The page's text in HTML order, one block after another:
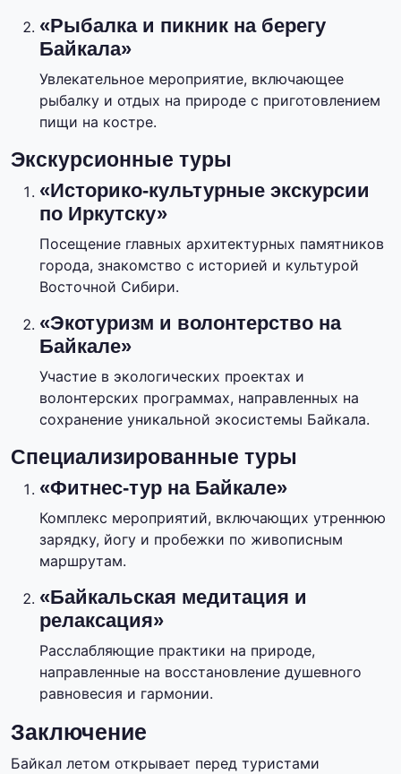
«Рыбалка и пикник на берегу
Байкала»
Увлекательное мероприятие, включающее
рыбалку и отдых на природе с приготовлением
пищи на костре.
Экскурсионные туры
«Историко-культурные экскурсии
по Иркутску»
Посещение главных архитектурных памятников
города, знакомство с историей и культурой
Восточной Сибири.
«Экотуризм и волонтерство на
Байкале»
Участие в экологических проектах и
волонтерских программах, направленных на
сохранение уникальной экосистемы Байкала.
Специализированные туры
«Фитнес-тур на Байкале»
Комплекс мероприятий, включающих утреннюю
зарядку, йогу и пробежки по живописным
маршрутам.
«Байкальская медитация и
релаксация»
Расслабляющие практики на природе,
направленные на восстановление душевного
равновесия и гармонии.
Заключение
Байкал летом открывает перед туристами